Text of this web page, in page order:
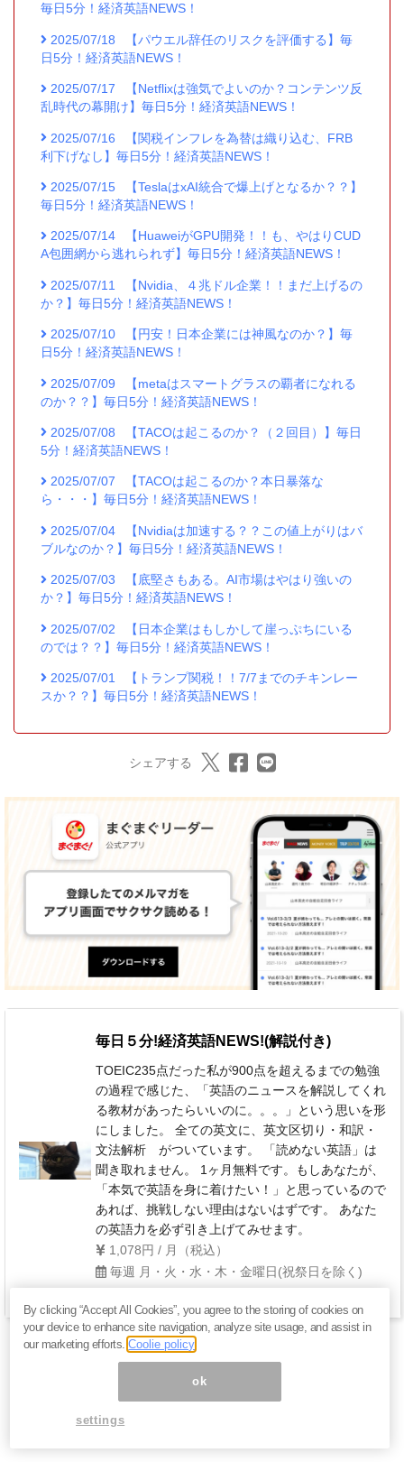
毎日5分！経済英語NEWS！
2025/07/18
【パウエル辞任のリスクを評価する】毎
日5分！経済英語NEWS！
2025/07/17
【Netflixは強気でよいのか？コンテンツ反
乱時代の幕開け】毎日5分！経済英語NEWS！
2025/07/16
【関税インフレを為替は織り込む、FRB
利下げなし】毎日5分！経済英語NEWS！
2025/07/15
【TeslaはxAI統合で爆上げとなるか？？】
毎日5分！経済英語NEWS！
2025/07/14
【HuaweiがGPU開発！！も、やはりCUD
A包囲網から逃れられず】毎日5分！経済英語NEWS！
2025/07/11
【Nvidia、４兆ドル企業！！まだ上げるの
か？】毎日5分！経済英語NEWS！
2025/07/10
【円安！日本企業には神風なのか？】毎
日5分！経済英語NEWS！
2025/07/09
【metaはスマートグラスの覇者になれる
のか？？】毎日5分！経済英語NEWS！
2025/07/08
【TACOは起こるのか？（２回目）】毎日
5分！経済英語NEWS！
2025/07/07
【TACOは起こるのか？本日暴落な
ら・・・】毎日5分！経済英語NEWS！
2025/07/04
【Nvidiaは加速する？？この値上がりはバ
ブルなのか？】毎日5分！経済英語NEWS！
2025/07/03
【底堅さもある。AI市場はやはり強いの
か？】毎日5分！経済英語NEWS！
2025/07/02
【日本企業はもしかして崖っぷちにいる
のでは？？】毎日5分！経済英語NEWS！
2025/07/01
【トランプ関税！！7/7までのチキンレー
スか？？】毎日5分！経済英語NEWS！
シェアする
毎日５分!経済英語NEWS!(解説付き)
TOEIC235点だった私が900点を超えるまでの勉強
の過程で感じた、「英語のニュースを解説してくれ
る教材があったらいいのに。。。」という思いを形
にしました。 全ての英文に、英文区切り・和訳・
文法解析 がついています。 「読めない英語」は
聞き取れません。 1ヶ月無料です。もしあなたが、
「本気で英語を身に着けたい！」と思っているので
あれば、挑戦しない理由はないはずです。 あなた
の英語力を必ず引き上げてみせます。
1,078円 / 月（税込）
毎週 月・火・水・木・金曜日(祝祭日を除く)
By clicking “Accept All Cookies”, you agree to the storing of cookies on
your device to enhance site navigation, analyze site usage, and assist in
our marketing efforts.Coolie policy
ok
settings